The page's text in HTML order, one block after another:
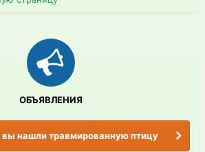
ОБЪЯВЛЕНИЯ
вы нашли травмированную птицу